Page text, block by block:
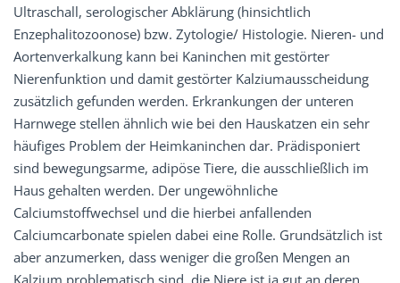
Ultraschall, serologischer Abklärung (hinsichtlich
Enzephalitozoonose) bzw. Zytologie/ Histologie. Nieren- und
Aortenverkalkung kann bei Kaninchen mit gestörter
Nierenfunktion und damit gestörter Kalziumausscheidung
zusätzlich gefunden werden. Erkrankungen der unteren
Harnwege stellen ähnlich wie bei den Hauskatzen ein sehr
häufiges Problem der Heimkaninchen dar. Prädisponiert
sind bewegungsarme, adipöse Tiere, die ausschließlich im
Haus gehalten werden. Der ungewöhnliche
Calciumstoffwechsel und die hierbei anfallenden
Calciumcarbonate spielen dabei eine Rolle. Grundsätzlich ist
aber anzumerken, dass weniger die großen Mengen an